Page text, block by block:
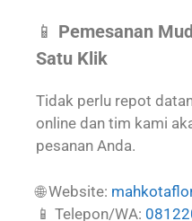
📱 Pemesanan
Satu Klik
Tidak perlu repot
online dan tim kami
pesanan Anda.
🌐 Website:
📱 Telepon/WA: